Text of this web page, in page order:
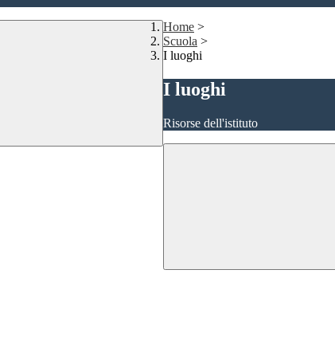
Home >
Scuola >
I luoghi
I luoghi
Risorse dell'istituto